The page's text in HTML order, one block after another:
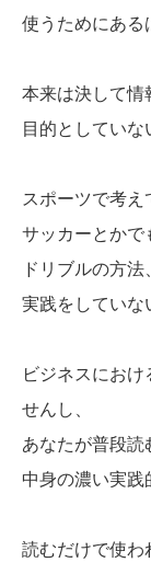
使うためにある
本来は決して情
目的としていな
スポーツで考え
サッカーとかで
ドリブルの方法
実践をしていな
ビジネスにお
せんし、
あなたが普段読
中身の濃い実践
読むだけで使わ